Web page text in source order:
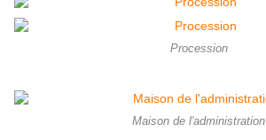
Procession
Maison de l'administration